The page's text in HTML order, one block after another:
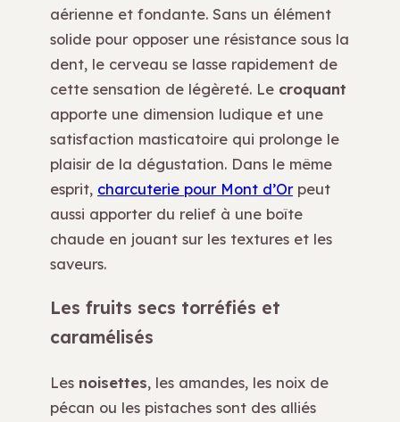
aérienne et fondante. Sans un élément
solide pour opposer une résistance sous la
dent, le cerveau se lasse rapidement de
cette sensation de légèreté. Le croquant
apporte une dimension ludique et une
satisfaction masticatoire qui prolonge le
plaisir de la dégustation. Dans le même
esprit, charcuterie pour Mont d’Orpeut
aussi apporter du relief à une boîte
chaude en jouant sur les textures et les
saveurs.
Les fruits secs torréfiés et
caramélisés
Les noisettes, les amandes, les noix de
pécan ou les pistaches sont des alliés